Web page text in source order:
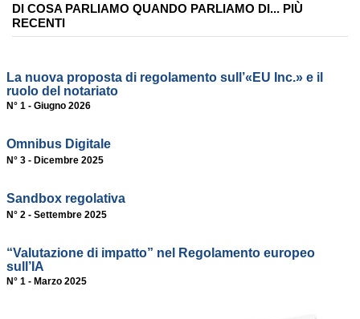
DI COSA PARLIAMO QUANDO PARLIAMO DI... PIÙ
RECENTI
La nuova proposta di regolamento sull’«EU Inc.» e il
ruolo del notariato
N° 1 - Giugno 2026
Omnibus Digitale
N° 3 - Dicembre 2025
Sandbox regolativa
N° 2 - Settembre 2025
“Valutazione di impatto” nel Regolamento europeo
sull’IA
N° 1 - Marzo 2025